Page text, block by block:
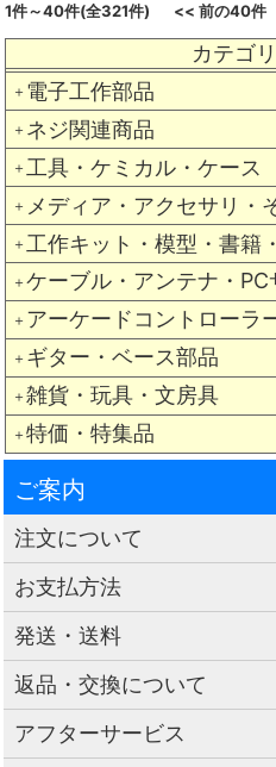
カテゴ
＋ 電子工作部品
＋ ネジ関連商品
＋ 工具・ケミカル・ケース
＋ メディア・アクセサリ・
＋ 工作キット・模型・書籍
＋ ケーブル・アンテナ・PC
＋ アーケードコントローラ
＋ ギター・ベース部品
＋ 雑貨・玩具・文房具
＋ 特価・特集品
1件～40件(全321件) << 前の40件
ご案内
注文について
お支払方法
発送・送料
返品・交換について
アフターサービス